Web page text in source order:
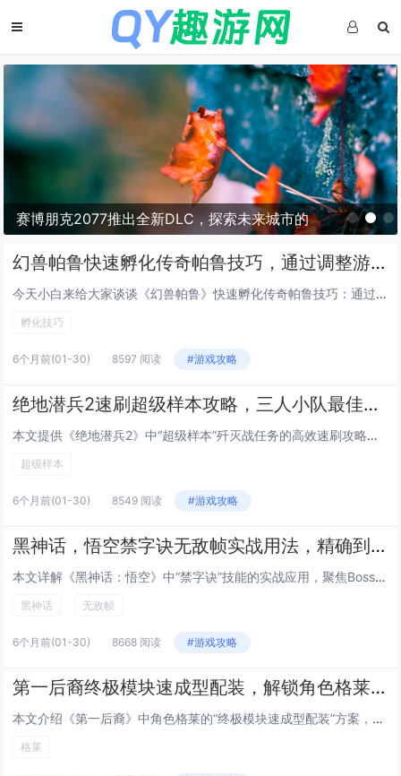
塞尔达传说，荒野之息灵感之旅——新西兰
峡湾探秘与荒野生存体验
幻兽帕鲁快速孵化传奇帕鲁技巧，通过调整游戏内时间与特定食物组合可大幅缩短孵化等待
今天小白来给大家谈谈《幻兽帕鲁》快速孵化传奇帕鲁技巧：通过调整游戏内时间与特定食物组合可大幅缩短孵化等待。，以及对应的知识点，希望对大家有所帮助，不要忘了收藏本站呢今天给各位分享《幻兽帕鲁》快速孵化传奇帕鲁技巧：通过调整游戏内时间与特定食物...
孵化技巧
6个月前(01-30) 8597 阅读 #游戏攻略
绝地潜兵2速刷超级样本攻略，三人小队最佳路线推荐，高效通关高难度歼灭战任务
本文提供《绝地潜兵2》中“超级样本”歼灭战任务的高效速刷攻略，聚焦三人小队协同作战，推荐最优路线：开局直取西北主样本点，途中清理关键敌方炮台与补给站；第二阶段分兵控制东西双侧高台，压制增援波次；最终集中火力速破核心样本容器，强调角色搭配（1...
超级样本
6个月前(01-30) 8549 阅读 #游戏攻略
黑神话，悟空禁字诀无敌帧实战用法，精确到帧的Boss战躲避与反击连招指南
本文详解《黑神话：悟空》中“禁字诀”技能的实战应用，聚焦Boss战中的无敌帧机制，通过逐帧分析，指出禁字诀在释放瞬间（第3–8帧）拥有完全无敌效果，可精准规避Boss关键大招（如金箍棒砸地、火眼金睛锁定技），配合翻滚节奏与蓄力时机，可实现“...
黑神话 无敌帧
6个月前(01-30) 8668 阅读 #游戏攻略
第一后裔终极模块速成型配装，解锁角色格莱后的低成本毕业Build方案
本文介绍《第一后裔》中角色格莱的“终极模块速成型配装”方案，主打低成本、高效率达成毕业强度，该Build围绕格莱的高机动性与模块协同机制设计，优先选用易获取的紫色/金色通用模块（如“过载脉冲”“相位偏移核心”），搭配低稀有度但高泛用性的武器...
格莱